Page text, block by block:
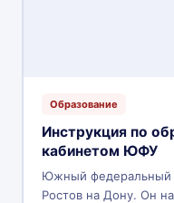
Образование
Инструкция по
кабинетом ЮФУ
Южный федеральный
Ростов на Дону. Он